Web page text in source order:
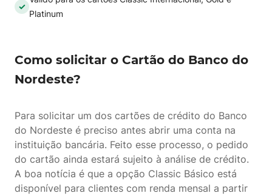
Platinum
Como solicitar o Cartão do Banco do
Nordeste?
Para solicitar um dos cartões de crédito do Banco
do Nordeste é preciso antes abrir uma conta na
instituição bancária. Feito esse processo, o pedido
do cartão ainda estará sujeito à análise de crédito.
A boa notícia é que a opção Classic Básico está
disponível para clientes com renda mensal a partir